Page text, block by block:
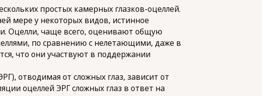
простых камерных глазков-оцеллей.
мере у некоторых видов, истинное
Оцелли, чаще всего, оценивают общую
по сравнению с нелетающими, даже в
что они участвуют в поддержании
отводимая от сложных глаз, зависит от
оцеллей ЭРГ сложных глаз в ответ на